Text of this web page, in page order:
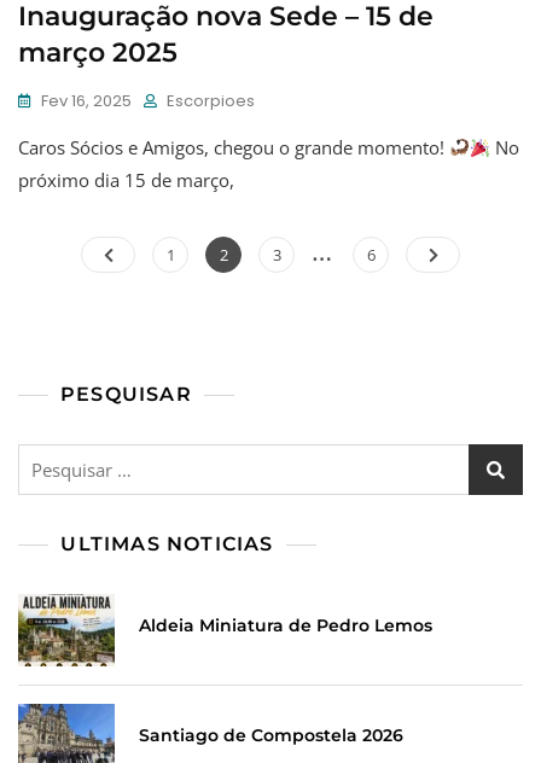
Inauguração nova Sede – 15 de
março 2025
Fev 16, 2025 Escorpioes
Caros Sócios e Amigos, chegou o grande momento!
No
próximo dia 15 de março,
Paginação
Page
1 Page
2 Page
3 … Page
6
PESQUISAR
Pesquisar
ULTIMAS NOTICIAS
Aldeia Miniatura de Pedro Lemos
Santiago de Compostela 2026